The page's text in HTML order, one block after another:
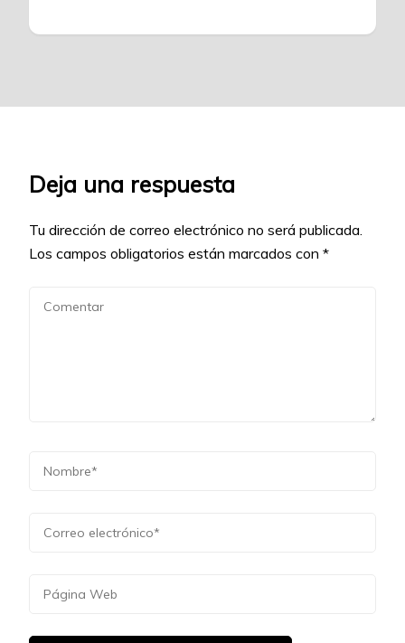
Deja una respuesta
Tu dirección de correo electrónico no será publicada.
Los campos obligatorios están marcados con *